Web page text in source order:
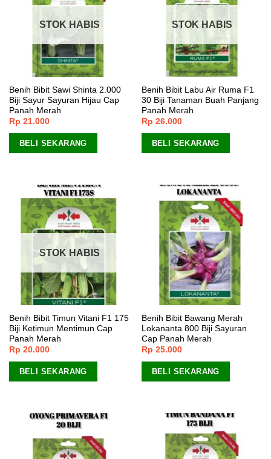
STOK HABIS
Benih Bibit Sawi Shinta 2.000
Biji Sayur Sayuran Hijau Cap
Panah Merah
Rp 21.000
BELI SEKARANG
STOK HABIS
Benih Bibit Labu Air Ruma F1
30 Biji Tanaman Buah Panjang
Panah Merah
Rp 26.000
BELI SEKARANG
STOK HABIS
Benih Bibit Timun Vitani F1 175
Biji Ketimun Mentimun Cap
Panah Merah
Rp 20.000
BELI SEKARANG
Benih Bibit Bawang Merah
Lokananta 800 Biji Sayuran
Cap Panah Merah
Rp 25.000
BELI SEKARANG